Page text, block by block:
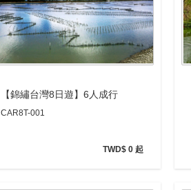
【錦繡台灣8日遊】6人成行
CAR8T-001
TWD$ 0 起